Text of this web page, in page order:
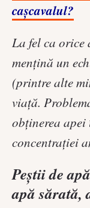
cașcavalul?
La fel ca orice
mențină un
(printre alte
viață.
obținerea
concentrației
Peștii de
apă sărată,